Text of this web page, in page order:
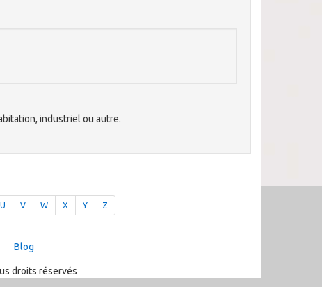
industriel ou autre.
U V W X Y Z
Blog
droits réservés